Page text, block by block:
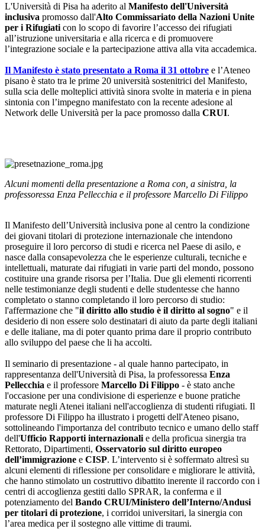
L'Università di Pisa ha aderito al Manifesto dell'Università
inclusiva promosso dall'Alto Commissariato della Nazioni Unite
per i Rifugiati con lo scopo di favorire l’accesso dei rifugiati
all’istruzione universitaria e alla ricerca e di promuovere
l’integrazione sociale e la partecipazione attiva alla vita accademica.
Il Manifesto è stato presentato a Roma il 31 ottobre e l’Ateneo
pisano è stato tra le prime 20 università sostenitrici del Manifesto,
sulla scia delle molteplici attività sinora svolte in materia e in piena
sintonia con l’impegno manifestato con la recente adesione al
Network delle Università per la pace promosso dalla CRUI.
Alcuni momenti della presentazione a Roma con, a sinistra, la
professoressa Enza Pellecchia e il professore Marcello Di Filippo
Il Manifesto dell’Università inclusiva pone al centro la condizione
dei giovani titolari di protezione internazionale che intendono
proseguire il loro percorso di studi e ricerca nel Paese di asilo, e
nasce dalla consapevolezza che le esperienze culturali, tecniche e
intellettuali, maturate dai rifugiati in varie parti del mondo, possono
costituire una grande risorsa per l’Italia. Due gli elementi ricorrenti
nelle testimonianze degli studenti e delle studentesse che hanno
completato o stanno completando il loro percorso di studio:
l'affermazione che "il diritto allo studio è il diritto al sogno" e il
desiderio di non essere solo destinatari di aiuto da parte degli italiani
e delle italiane, ma di poter quanto prima dare il proprio contributo
allo sviluppo del paese che li ha accolti.
Il seminario di presentazione - al quale hanno partecipato, in
rappresentanza dell'Università di Pisa, la professoressa Enza
Pellecchia e il professore Marcello Di Filippo - è stato anche
l'occasione per una condivisione di esperienze e buone pratiche
maturate negli Atenei italiani nell'accoglienza di studenti rifugiati. Il
professore Di Filippo ha illustrato i progetti dell'Ateneo pisano,
sottolineando l'importanza del contributo tecnico e umano dello staff
dell'Ufficio Rapporti internazionali e della proficua sinergia tra
Rettorato, Dipartimenti, Osservatorio sul diritto europeo
dell’immigrazione e CISP. L’intervento si è soffermato altresì su
alcuni elementi di riflessione per consolidare e migliorare le attività,
che hanno stimolato un costruttivo dibattito inerente il raccordo con i
centri di accoglienza gestiti dallo SPRAR, la conferma e il
potenziamento del Bando CRUI/Ministero dell’Interno/Andusi
per titolari di protezione, i corridoi universitari, la sinergia con
l’area medica per il sostegno alle vittime di traumi.